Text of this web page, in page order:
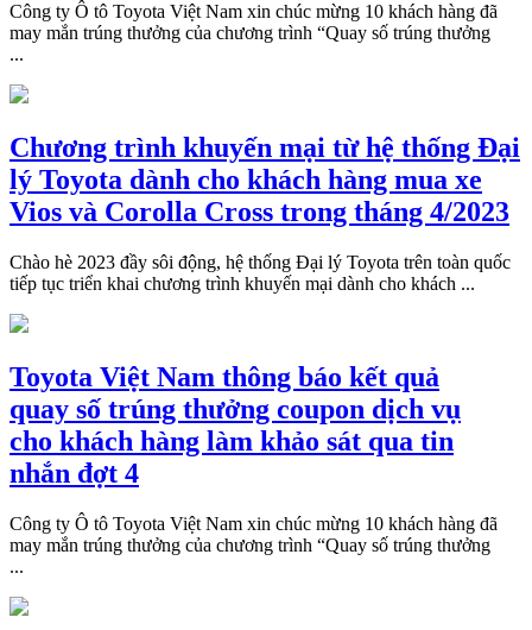
Công ty Ô tô Toyota Việt Nam xin chúc mừng 10 khách hàng đã
may mắn trúng thưởng của chương trình “Quay số trúng thưởng
...
Chương trình khuyến mại từ hệ thống Đại
lý Toyota dành cho khách hàng mua xe
Vios và Corolla Cross trong tháng 4/2023
Chào hè 2023 đầy sôi động, hệ thống Đại lý Toyota trên toàn quốc
tiếp tục triển khai chương trình khuyến mại dành cho khách ...
Toyota Việt Nam thông báo kết quả
quay số trúng thưởng coupon dịch vụ
cho khách hàng làm khảo sát qua tin
nhắn đợt 4
Công ty Ô tô Toyota Việt Nam xin chúc mừng 10 khách hàng đã
may mắn trúng thưởng của chương trình “Quay số trúng thưởng
...